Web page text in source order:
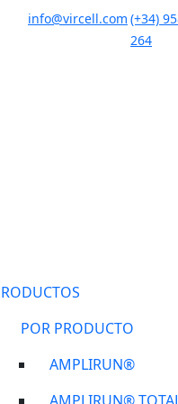
info@vircell.com (+34)
264
POR PRODUCTO
AMPLIRUN®